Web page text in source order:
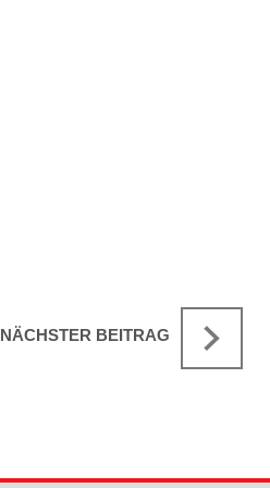
NÄCHSTER BEITRAG